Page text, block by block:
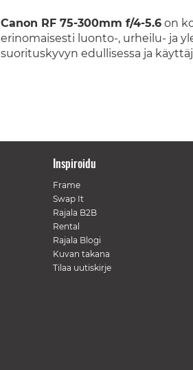
Canon RF 75-300mm f/4-5.6on
erinomaisesti luonto-, urheilu- ja
suorituskyvyn edullisessa ja
Inspiroidu
Frame
Swap It
Rajala B2B
Rental
Rajala Blogi
Kuvan takana
Tilaa uutiskirje